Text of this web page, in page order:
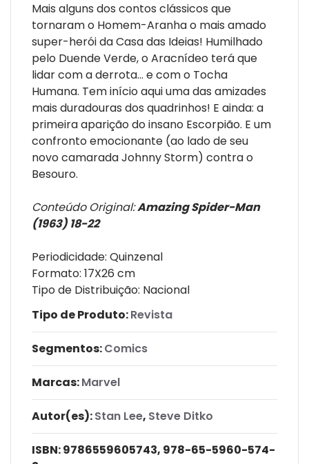
Mais alguns dos contos clássicos que
tornaram o Homem-Aranha o mais amado
super-herói da Casa das Ideias! Humilhado
pelo Duende Verde, o Aracnídeo terá que
lidar com a derrota... e com o Tocha
Humana. Tem início aqui uma das amizades
mais duradouras dos quadrinhos! E ainda: a
primeira aparição do insano Escorpião. E um
confronto emocionante (ao lado de seu
novo camarada Johnny Storm) contra o
Besouro.
Conteúdo Original:Amazing Spider-Man
(1963) 18-22
Periodicidade: Quinzenal
Formato: 17X26 cm
Tipo de Distribuição: Nacional
Tipo de Produto:Revista
Segmentos:Comics
Marcas:Marvel
Autor(es):Stan Lee, Steve Ditko
ISBN:9786559605743, 978-65-5960-574-